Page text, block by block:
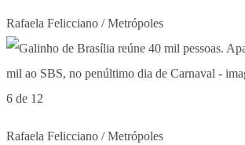
Rafaela Felicciano / Metrópoles
6 de 12
Rafaela Felicciano / Metrópoles